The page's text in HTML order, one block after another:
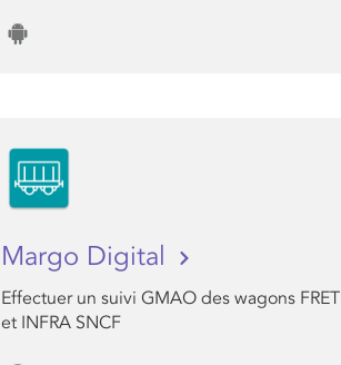
Margo Digital
Effectuer un suivi GMAO des wagons FRET
et INFRA SNCF